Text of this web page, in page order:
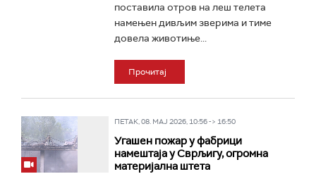
поставила отров на леш телета
намењен дивљим зверима и тиме
довела животиње...
Прочитај
ПЕТАК, 08. МАЈ 2026, 10:56 -> 16:50
Угашен пожар у фабрици
намештаја у Сврљигу, огромна
материјална штета